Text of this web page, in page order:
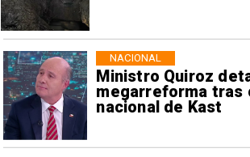
Ministro Quiroz
megarreforma tras
nacional de Kast
NACIONAL